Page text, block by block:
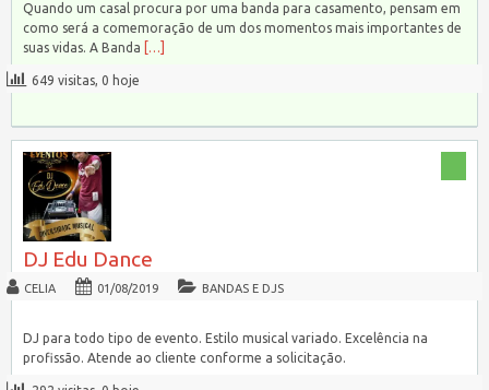
Quando um casal procura por uma banda para casamento, pensam em
como será a comemoração de um dos momentos mais importantes de
suas vidas. A Banda
[…]
649 visitas, 0 hoje
DJ Edu Dance
CELIA 01/08/2019 BANDAS E DJS
DJ para todo tipo de evento. Estilo musical variado. Excelência na
profissão. Atende ao cliente conforme a solicitação.